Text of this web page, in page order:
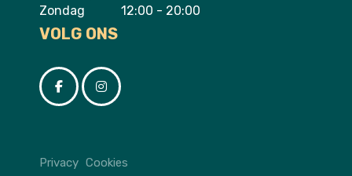
Zondag
12:00 - 20:00
VOLG ONS
Privacy Cookies